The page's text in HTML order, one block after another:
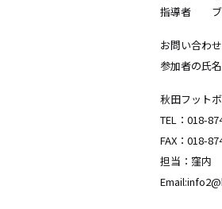
指導者 ブ
お問い合わ
参加者の氏
秋田フット
TEL：018-
FAX：018-
担当：窪内